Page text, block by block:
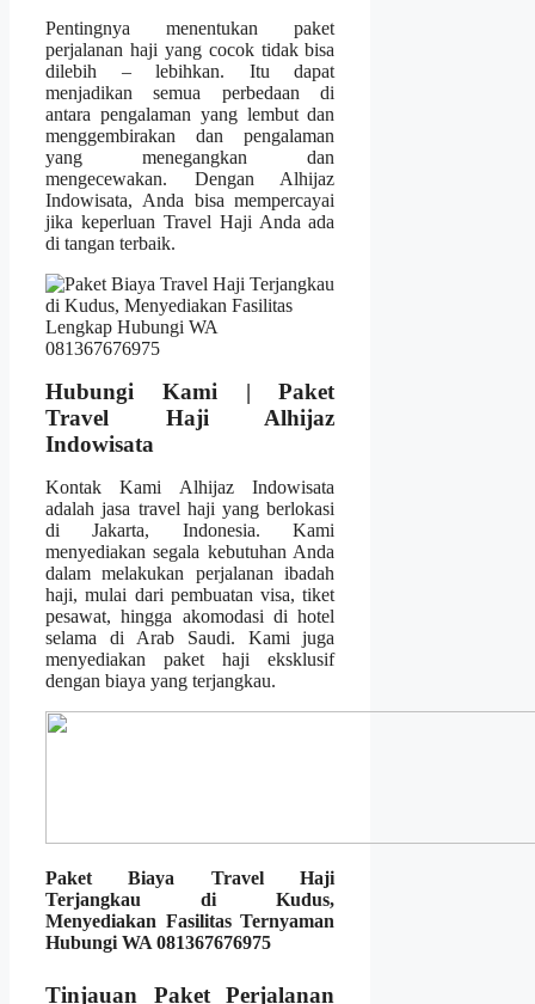
Pentingnya menentukan paket
perjalanan haji yang cocok tidak bisa
dilebih – lebihkan. Itu dapat
menjadikan semua perbedaan di
antara pengalaman yang lembut dan
menggembirakan dan pengalaman
yang menegangkan dan
mengecewakan. Dengan Alhijaz
Indowisata, Anda bisa mempercayai
jika keperluan Travel Haji Anda ada
di tangan terbaik.
Hubungi Kami | Paket
Travel Haji Alhijaz
Indowisata
Kontak Kami Alhijaz Indowisata
adalah jasa travel haji yang berlokasi
di Jakarta, Indonesia. Kami
menyediakan segala kebutuhan Anda
dalam melakukan perjalanan ibadah
haji, mulai dari pembuatan visa, tiket
pesawat, hingga akomodasi di hotel
selama di Arab Saudi. Kami juga
menyediakan paket haji eksklusif
dengan biaya yang terjangkau.
Paket Biaya Travel Haji
Terjangkau di Kudus,
Menyediakan Fasilitas Ternyaman
Hubungi WA 081367676975
Tinjauan Paket Perjalanan